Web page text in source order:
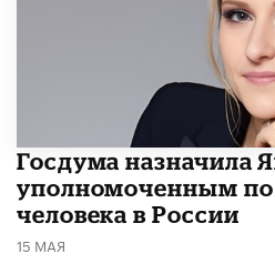
Госдума назначила
уполномоченным по
человека в России
15 МАЯ